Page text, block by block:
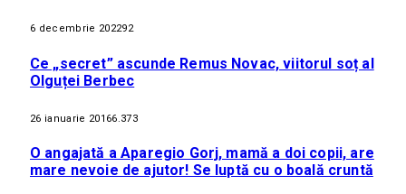
6 decembrie 202292
Ce „secret” ascunde Remus Novac, viitorul soț al
Olguței Berbec
26 ianuarie 20166.373
O angajată a Aparegio Gorj, mamă a doi copii, are
mare nevoie de ajutor! Se luptă cu o boală cruntă